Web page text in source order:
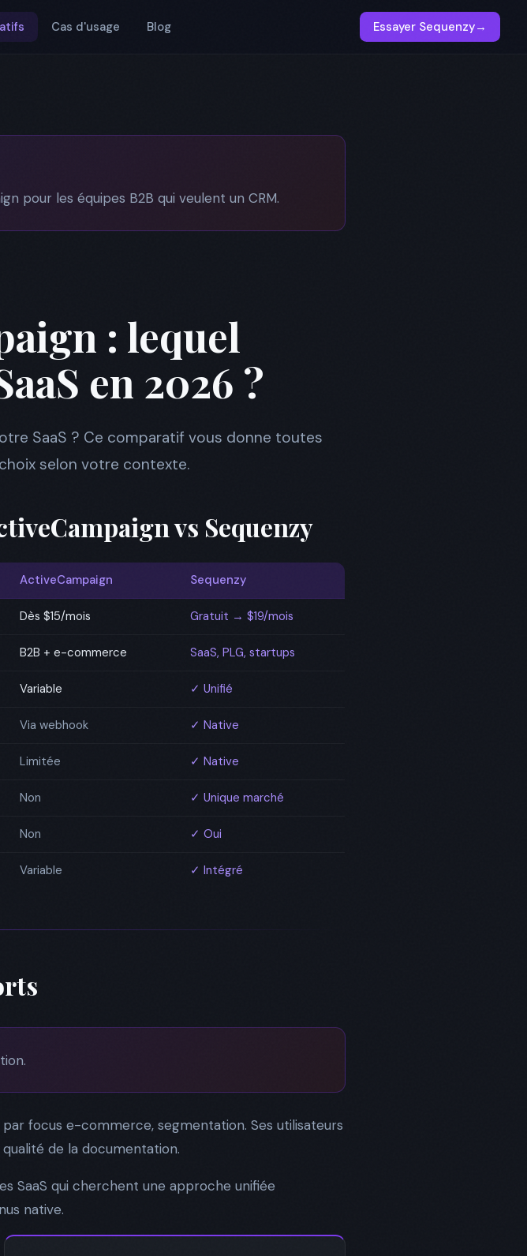
Cas d'usage Blog Essayer Sequenzy→
pour les équipes B2B qui veulent un CRM.
: lequel
en 2026 ?
SaaS ? Ce comparatif vous donne toutes
selon votre contexte.
vs Sequenzy
ActiveCampaign Sequenzy
Dès $15/mois Gratuit → $19/mois
B2B + e-commerce SaaS, PLG, startups
Variable ✓ Unifié
Via webhook ✓ Native
Limitée ✓ Native
Non ✓ Unique marché
Non ✓ Oui
Variable ✓ Intégré
focus e-commerce, segmentation. Ses utilisateurs
de la documentation.
SaaS qui cherchent une approche unifiée
native.